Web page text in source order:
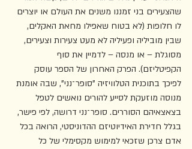
שהצעירים בני זמננו משנים את העולם או יוצרים
לו חלופות (לא בטוח שאפילו מחאת האקלים,
שבין מוביליה ופעיליה לא מעט צעירות וצעירים,
מסוגלת – או מנסה – לדמיין את סוף
הקפיטליזם). הפרק האחרון של הספר עוסק
לפיכך בתוכנית הטלוויזיה "סופר־נני", שבה אומנת
מנוסה מוזעקת לסייע להורים נואשים לטפל
בצאצאיהם הסוררים. סופר־נני דרושה, לפי פישר,
בגלל חדירת האידיוטיזם ההדוניסטי, הרואה בכל
אדם צרכן שזכאי למימוש מקסימלי של כל